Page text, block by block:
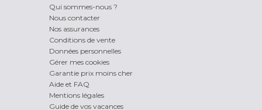
Qui sommes-nous ?
Nous contacter
Nos assurances
Conditions de vente
Données personnelles
Gérer mes cookies
Garantie prix moins cher
Aide et FAQ
Mentions légales
Guide de vos vacances